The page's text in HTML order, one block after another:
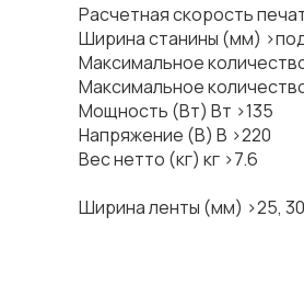
Расчетная скорость
Ширина станины (мм)
Максимальное
Максимальное
Мощность (Вт) Вт >135
Напряжение (В) В >220
Вес нетто (кг) кг >7.6
Ширина ленты (мм) >25,